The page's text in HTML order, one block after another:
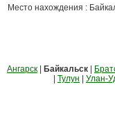
Место нахождения :
Ангарск Байкальск
Тулун Улан-